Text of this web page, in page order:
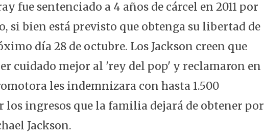
fue sentenciado a 4 años de cárcel en 2011 por
bien está previsto que obtenga su libertad de
día 28 de octubre. Los Jackson creen que
cuidado mejor al 'rey del pop' y reclamaron en
les indemnizara con hasta 1.500
los ingresos que la familia dejará de obtener por
Jackson.